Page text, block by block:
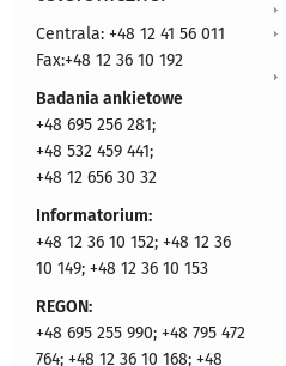
Centrala: +48 12 41 56 011
Fax:+48 12 36 10 192
Badania ankietowe
+48 695 256 281;
+48 532 459 441;
+48 12 656 30 32
Informatorium:
+48 12 36 10 152; +48 12 36
10 149; +48 12 36 10 153
REGON:
+48 695 255 990; +48 795 472
764; +48 12 36 10 168; +48